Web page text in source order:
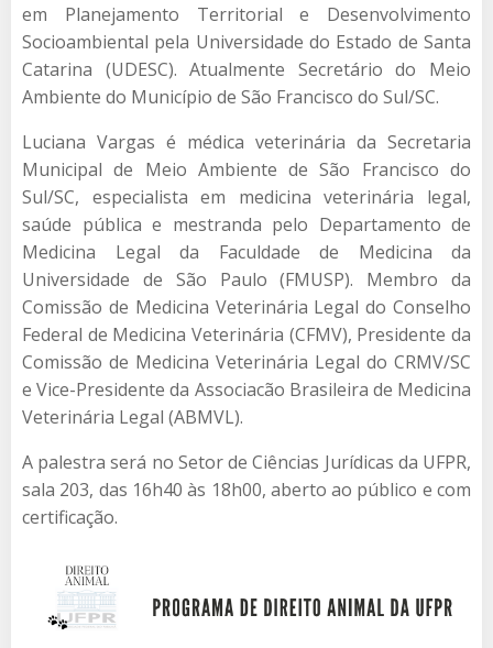
em Planejamento Territorial e Desenvolvimento
Socioambiental pela Universidade do Estado de Santa
Catarina (UDESC). Atualmente Secretário do Meio
Ambiente do Município de São Francisco do Sul/SC.
Luciana Vargas é médica veterinária da Secretaria
Municipal de Meio Ambiente de São Francisco do
Sul/SC, especialista em medicina veterinária legal,
saúde pública e mestranda pelo Departamento de
Medicina Legal da Faculdade de Medicina da
Universidade de São Paulo (FMUSP). Membro da
Comissão de Medicina Veterinária Legal do Conselho
Federal de Medicina Veterinária (CFMV), Presidente da
Comissão de Medicina Veterinária Legal do CRMV/SC
e Vice-Presidente da Associacão Brasileira de Medicina
Veterinária Legal (ABMVL).
A palestra será no Setor de Ciências Jurídicas da UFPR,
sala 203, das 16h40 às 18h00, aberto ao público e com
certificação.